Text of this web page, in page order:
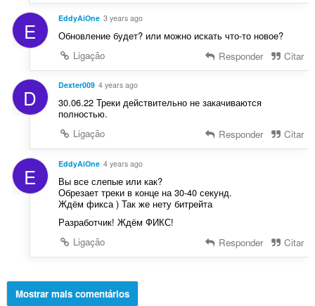
E EddyAiOne 3 years ago
Обновление будет? или можно искать что-то новое?
Ligação
Responder Citar
D Dexter009 4 years ago
30.06.22 Треки действительно не закачиваются
полностью.
Ligação
Responder Citar
E EddyAiOne 4 years ago
Вы все слепые или как?
Обрезает треки в конце на 30-40 секунд.
Ждём фикса ) Так же нету битрейта
Разработчик! Ждём ФИКС!
Ligação
Responder Citar
Mostrar mais comentários